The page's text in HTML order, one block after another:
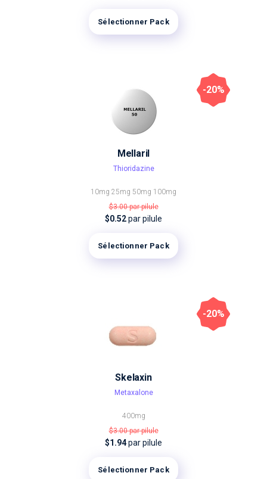
Sélectionner Pack
Mellaril
Thioridazine
10mg 25mg 50mg 100mg
$3.00par pilule
$0.52par pilule
Sélectionner Pack
-20%
Skelaxin
Metaxalone
400mg
$3.00par pilule
$1.94par pilule
Sélectionner Pack
-20%